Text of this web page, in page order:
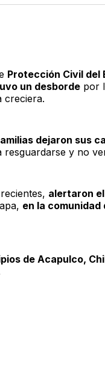
Protección Civil del
un desbordepor
creciera.
dejaron sus
y no
alertaron
en la comunidad
de Acapulco,